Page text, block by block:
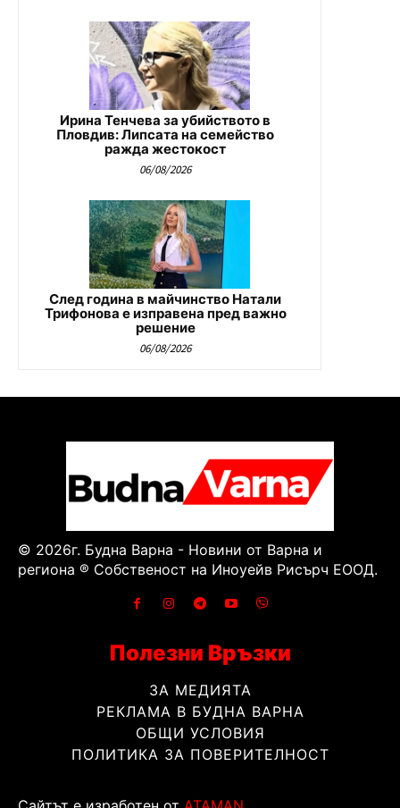
Ирина Тенчева за убийството в
Пловдив: Липсата на семейство
ражда жестокост
06/08/2026
След година в майчинство Натали
Трифонова е изправена пред важно
решение
06/08/2026
© 2026г. Будна Варна - Новини от Варна и
региона ® Собственост на Иноуейв Рисърч ЕООД.
Полезни Връзки
ЗА МЕДИЯТА
РЕКЛАМА В БУДНА ВАРНА
ОБЩИ УСЛОВИЯ
ПОЛИТИКА ЗА ПОВЕРИТЕЛНОСТ